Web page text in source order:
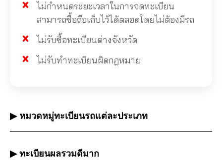
ไม่กำหนดระยะเวลาในการจดทะเบียน
สามารถซื้อถือเก็บไว้ได้ตลอดโดยไม่ต้องมีรถ
ไม่รับซื้อทะเบียนต่างจังหวัด
ไม่รับทำทะเบียนผิดกฎหมาย
▶ หมวดหมู่ทะเบียนรถแต่ละประเภท
▶ ทะเบียนผลรวมดีมาก